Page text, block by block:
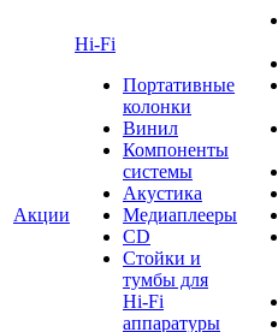
Акции
Hi-Fi
Портативные
колонки
Винил
Компоненты
системы
Акустика
Медиаплееры
CD
Стойки и
тумбы для
Hi-Fi
аппаратуры